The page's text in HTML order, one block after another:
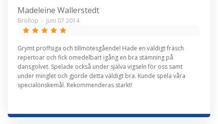
Madeleine Wallerstedt
Bröllop - Juni 07 2014
Grymt proffsiga och tillmötesgående! Hade en väldigt fräsch
repertoar och fick omedelbart igång en bra stämning på
dansgolvet. Spelade också under själva vigseln för oss samt
under minglet och gjorde detta väldigt bra. Kunde spela våra
specialönskemål. Rekommenderas starkt!